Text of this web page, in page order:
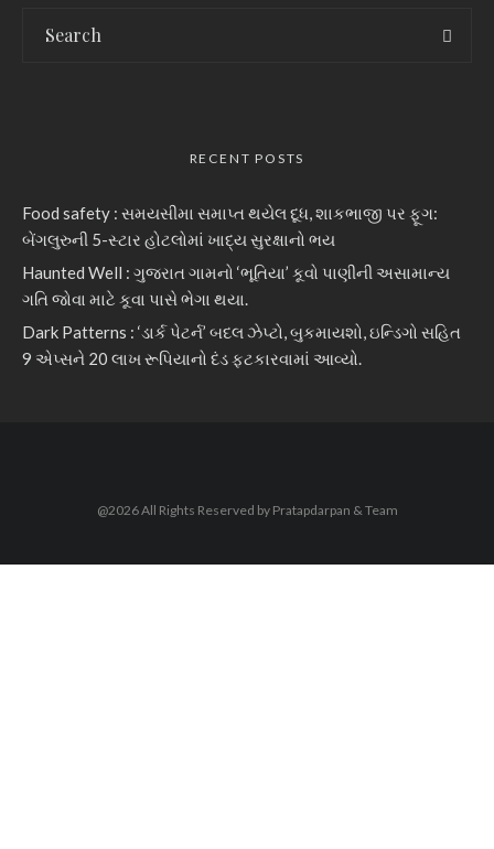
RECENT POSTS
Food safety : સમયસીમા સમાપ્ત થયેલ દૂધ, શાકભાજી પર ફૂગ:
બેંગલુરુની 5-સ્ટાર હોટલોમાં ખાદ્ય સુરક્ષાનો ભય
Haunted Well : ગુજરાત ગામનો ‘ભૂતિયા’ કૂવો પાણીની અસામાન્ય
ગતિ જોવા માટે કૂવા પાસે ભેગા થયા.
Dark Patterns : ‘ડાર્ક પેટર્ન’ બદલ ઝેપ્ટો, બુકમાયશો, ઇન્ડિગો સહિત
9 એપ્સને 20 લાખ રૂપિયાનો દંડ ફટકારવામાં આવ્યો.
@2026 All Rights Reserved by Pratapdarpan & Team